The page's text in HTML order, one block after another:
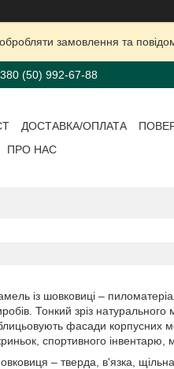
замовлення та
(50) 992-67-88
ДОСТАВКА/ОПЛАТА
ПРО НАС
із шовковиці –
Тонкий зріз
фасади корпусних
спортивного інвентарю,
– тверда, в'язка,